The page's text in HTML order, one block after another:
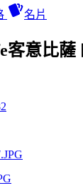
名片
客意比薩